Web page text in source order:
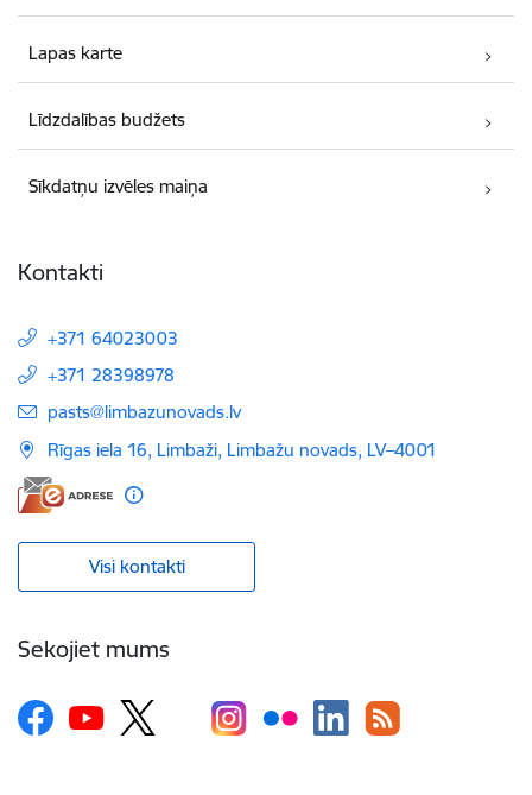
Lapas karte
Līdzdalības budžets
Sīkdatņu izvēles maiņa
Kontakti
+371 64023003
+371 28398978
E-pasts:
pasts@limbazunovads.lv
Rīgas iela 16, Limbaži, Limbažu novads, LV–4001
Visi kontakti
Sekojiet mums